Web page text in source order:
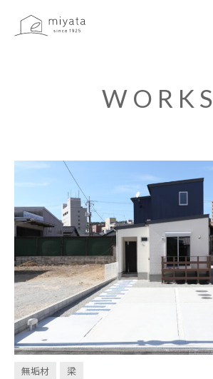
WORKS
VOICE
LIBRARY
COMPANY
INVESTMENT
CONDOMINIUM
WORKS
無垢材 梁